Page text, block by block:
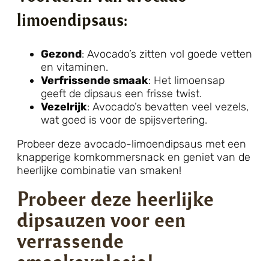
limoendipsaus:
Gezond: Avocado’s zitten vol goede vetten
en vitaminen.
Verfrissende smaak: Het limoensap
geeft de dipsaus een frisse twist.
Vezelrijk: Avocado’s bevatten veel vezels,
wat goed is voor de spijsvertering.
Probeer deze avocado-limoendipsaus met een
knapperige komkommersnack en geniet van de
heerlijke combinatie van smaken!
Probeer deze heerlijke
dipsauzen voor een
verrassende